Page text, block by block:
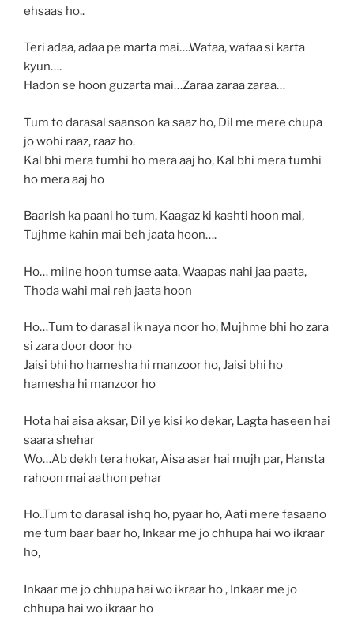
ehsaas ho..
Teri adaa, adaa pe marta mai….Wafaa, wafaa si karta
kyun….
Hadon se hoon guzarta mai…Zaraa zaraa zaraa…
Tum to darasal saanson ka saaz ho, Dil me mere chupa
jo wohi raaz, raaz ho.
Kal bhi mera tumhi ho mera aaj ho, Kal bhi mera tumhi
ho mera aaj ho
Baarish ka paani ho tum, Kaagaz ki kashti hoon mai,
Tujhme kahin mai beh jaata hoon….
Ho… milne hoon tumse aata, Waapas nahi jaa paata,
Thoda wahi mai reh jaata hoon
Ho…Tum to darasal ik naya noor ho, Mujhme bhi ho zara
si zara door door ho
Jaisi bhi ho hamesha hi manzoor ho, Jaisi bhi ho
hamesha hi manzoor ho
Hota hai aisa aksar, Dil ye kisi ko dekar, Lagta haseen hai
saara shehar
Wo…Ab dekh tera hokar, Aisa asar hai mujh par, Hansta
rahoon mai aathon pehar
Ho..Tum to darasal ishq ho, pyaar ho, Aati mere fasaano
me tum baar baar ho, Inkaar me jo chhupa hai wo ikraar
ho,
Inkaar me jo chhupa hai wo ikraar ho , Inkaar me jo
chhupa hai wo ikraar ho